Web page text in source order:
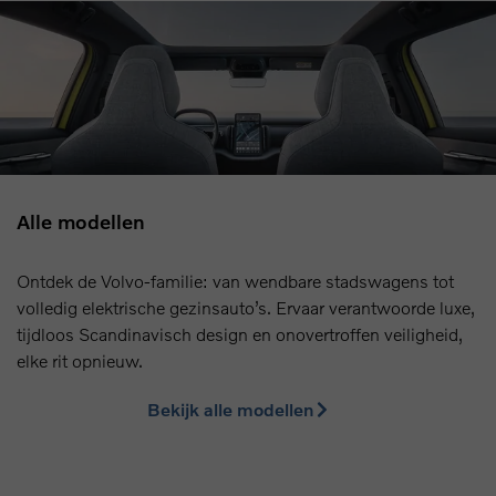
Alle modellen
Ontdek de Volvo-familie: van wendbare stadswagens tot
volledig elektrische gezinsauto’s. Ervaar verantwoorde luxe,
tijdloos Scandinavisch design en onovertroffen veiligheid,
elke rit opnieuw.
Bekijk alle modellen